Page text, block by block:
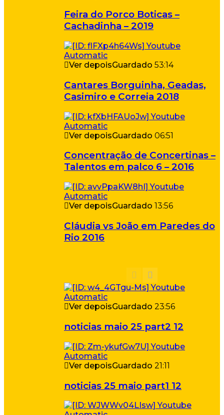
Feira do Porco Boticas –
Cachadinha – 2019
Ver depoisGuardado 53:14
Cantares Borguinha, Geadas,
Casimiro e Correia 2018
Ver depoisGuardado 06:51
Concentração de Concertinas –
Talentos em palco 6 – 2016
Ver depoisGuardado 13:56
Cláudia vs João em Paredes do
Rio 2016
Ver depoisGuardado 23:56
noticias maio 25 part2 12
Ver depoisGuardado 21:11
noticias 25 maio part1 12